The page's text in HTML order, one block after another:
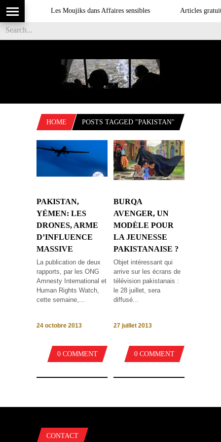
Les Moujiks dans Affaires sensibles Articles
HOME POSTS TAGGED "PAKISTAN"
PAKISTAN,
YÉMEN: LES
DRONES, ARME
D’INFLUENCE
MASSIVE
La publication de deux
rapports, par les ONG
Amnesty International et
Human Rights Watch,
cette semaine,...
24 octobre 2013
0 COMMENT
BURQA
AVENGER, UN
MODÈLE POUR
LA JEUNESSE
PAKISTANAISE ?
Objet intéressant qui
arrive sur les écrans de
télévision pakistanais :
le 28 juillet, sera
diffusé...
27 juillet 2013
0 COMMENT
CONTACT